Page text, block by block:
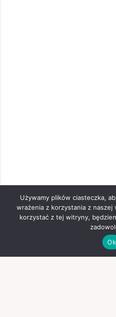
Używamy plików ciasteczka,
wrażenia z korzystania z
korzystać z tej witryny,
Ok